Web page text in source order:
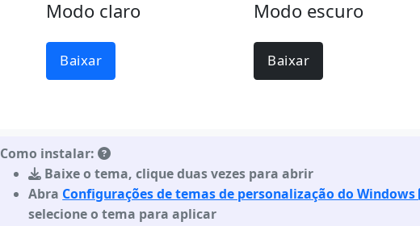
Modo claro
Baixar
Modo escuro
Baixar
Como instalar:
Baixe o tema,clique duas vezes para abrir
Abra Configurações de temas de personalização do Windows
selecione o tema para aplicar